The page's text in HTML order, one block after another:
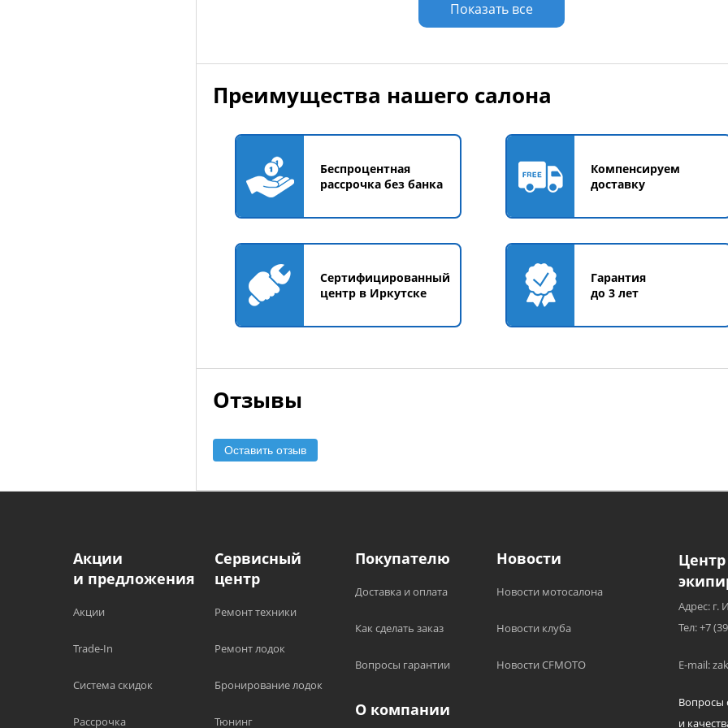
Показать все
Преимущества нашего салона
Беспроцентная
рассрочка без банка
Компенсируем
доставку
Сертифицированный
центр в Иркутске
Гарантия
до 3 лет
Отзывы
Оставить отзыв
Акции
и предложения
Акции
Trade-In
Система скидок
Рассрочка
Сервисный
центр
Ремонт техники
Ремонт лодок
Бронирование лодок
Тюнинг
Покупателю
Доставка и оплата
Как сделать заказ
Вопросы гарантии
Новости
Новости мотосалона
Новости клуба
Новости CFMOTO
О компании
Адрес: г.
Тел: +7
E-mail:
Вопросы
и